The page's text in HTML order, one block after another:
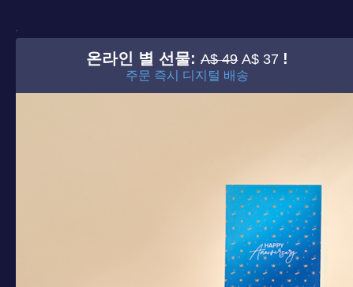
온라인 별 선물:A$ 49 A$ 37 !
주문 즉시 디지털 배송